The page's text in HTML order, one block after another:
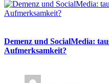
Demenz und SocialMedia:
Aufmerksamkeit?